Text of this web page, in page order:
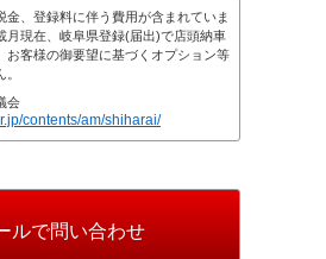
金、登録料に伴う費用が含まれていま
月現在、岐阜県登録(届出)で店頭納車
お客様の御要望に基づくオプション等
会
contents/am/shiharai/